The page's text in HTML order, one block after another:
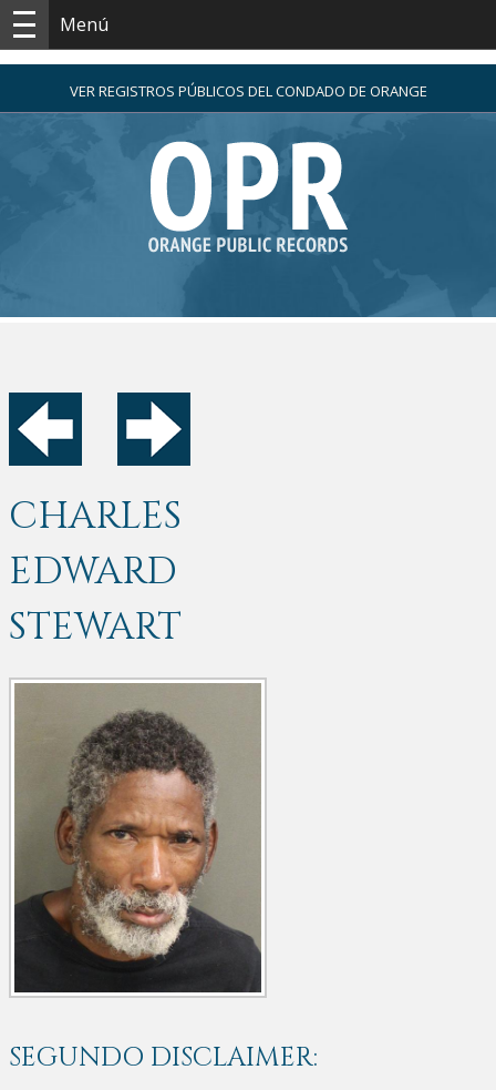
Menú
VER REGISTROS PÚBLICOS DEL CONDADO DE ORANGE
CHARLES
EDWARD
STEWART
SEGUNDO DISCLAIMER: